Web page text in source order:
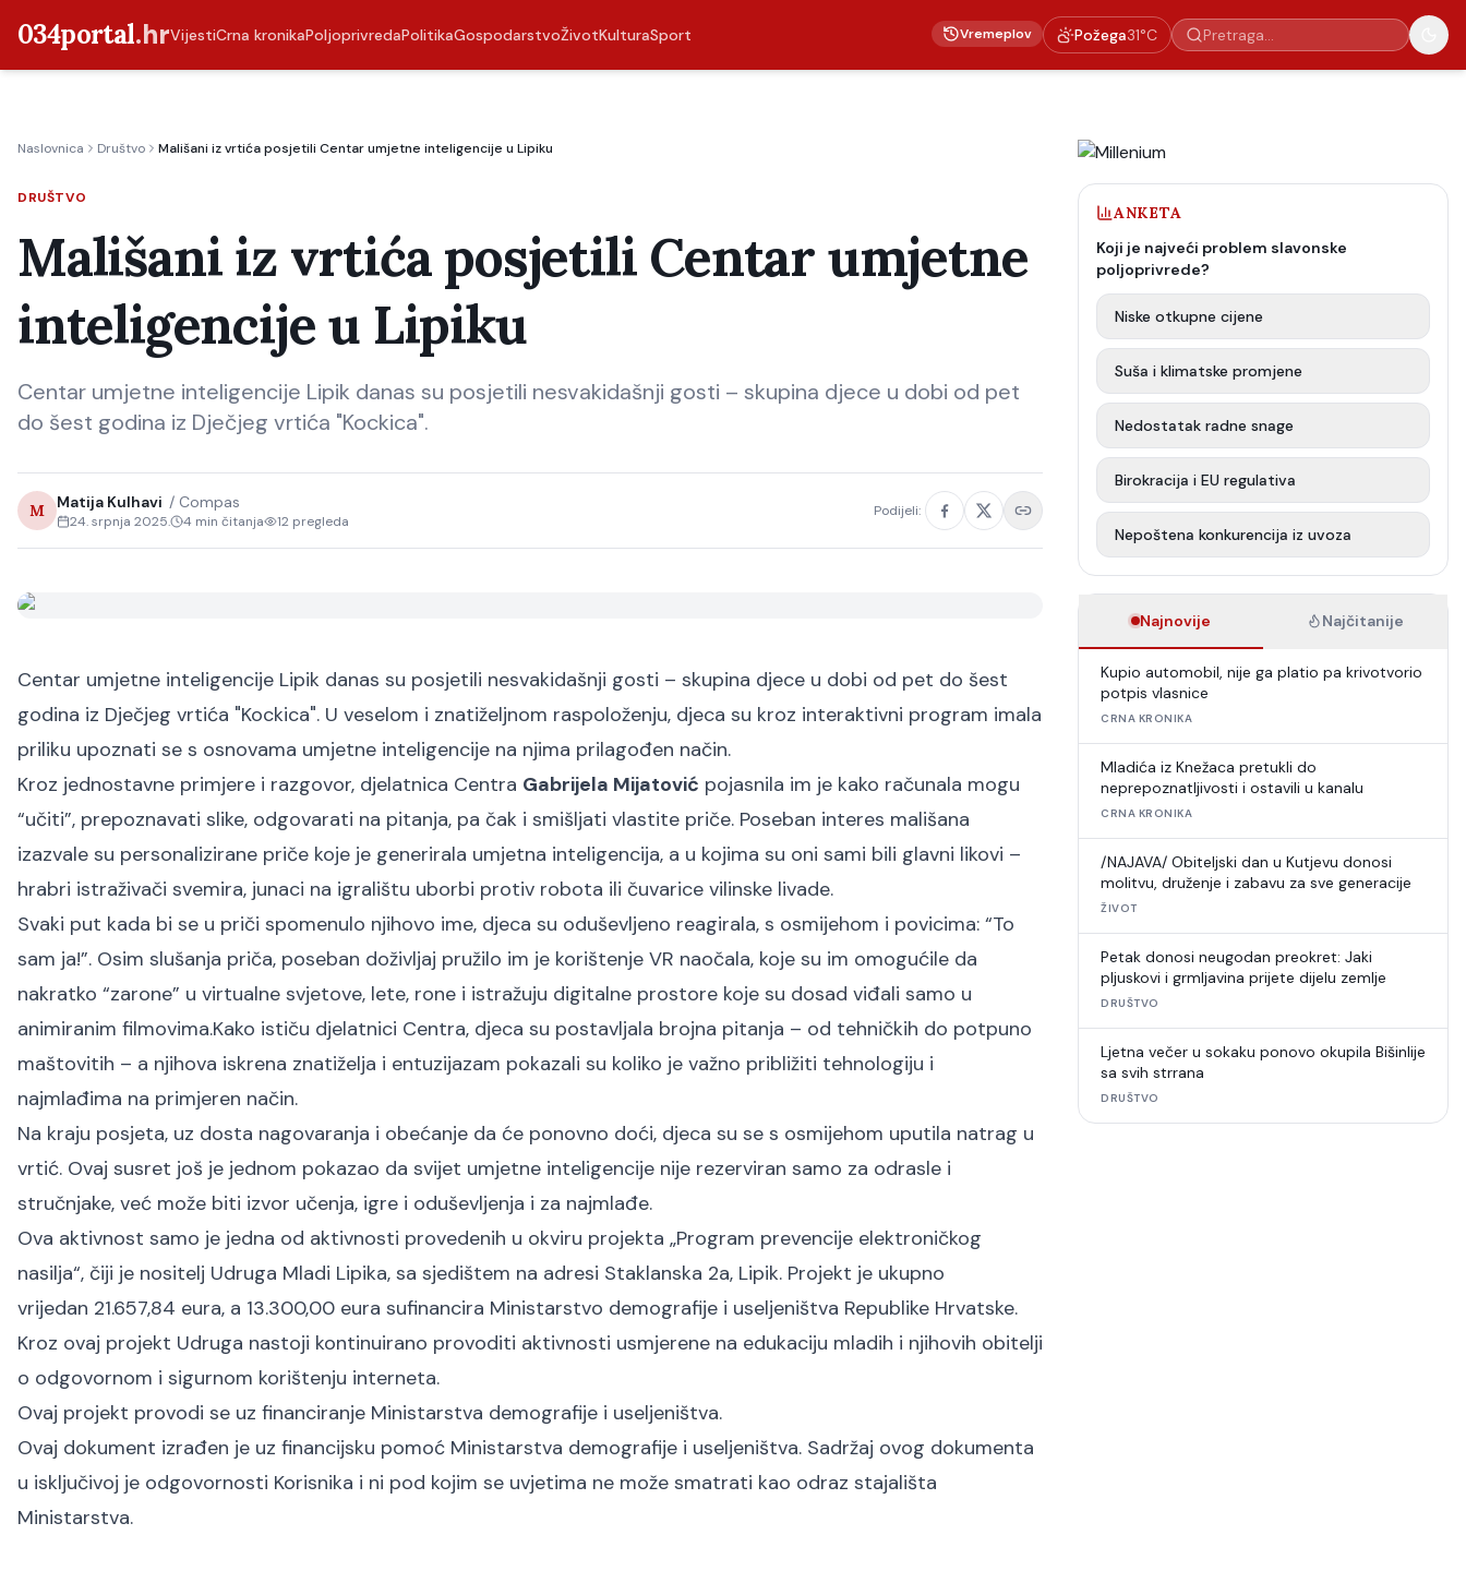
034portal.hrVijestiCrna kronikaPoljoprivredaPolitikaGospodarstvoŽivotKulturaSport Vremeplov Požega31°C
Naslovnica Društvo Mališani iz vrtića posjetili Centar umjetne inteligencije u Lipiku
DRUŠTVO
Mališani iz vrtića posjetili Centar umjetne
inteligencije u Lipiku
Centar umjetne inteligencije Lipik danas su posjetili nesvakidašnji gosti – skupina djece u dobi od pet
do šest godina iz Dječjeg vrtića "Kockica".
M Matija Kulhavi / Compas
24. srpnja 2025. 4 min čitanja 12 pregleda
Podijeli:
Centar umjetne inteligencije Lipik danas su posjetili nesvakidašnji gosti – skupina djece u dobi od pet do šest
godina iz Dječjeg vrtića "Kockica". U veselom i znatiželjnom raspoloženju, djeca su kroz interaktivni program imala
priliku upoznati se s osnovama umjetne inteligencije na njima prilagođen način.
Kroz jednostavne primjere i razgovor, djelatnica Centra Gabrijela Mijatović pojasnila im je kako računala mogu
“učiti”, prepoznavati slike, odgovarati na pitanja, pa čak i smišljati vlastite priče. Poseban interes mališana
izazvale su personalizirane priče koje je generirala umjetna inteligencija, a u kojima su oni sami bili glavni likovi –
hrabri istraživači svemira, junaci na igralištu uborbi protiv robota ili čuvarice vilinske livade.
Svaki put kada bi se u priči spomenulo njihovo ime, djeca su oduševljeno reagirala, s osmijehom i povicima: “To
sam ja!”. Osim slušanja priča, poseban doživljaj pružilo im je korištenje VR naočala, koje su im omogućile da
nakratko “zarone” u virtualne svjetove, lete, rone i istražuju digitalne prostore koje su dosad viđali samo u
animiranim filmovima.Kako ističu djelatnici Centra, djeca su postavljala brojna pitanja – od tehničkih do potpuno
maštovitih – a njihova iskrena znatiželja i entuzijazam pokazali su koliko je važno približiti tehnologiju i
najmlađima na primjeren način.
Na kraju posjeta, uz dosta nagovaranja i obećanje da će ponovno doći, djeca su se s osmijehom uputila natrag u
vrtić. Ovaj susret još je jednom pokazao da svijet umjetne inteligencije nije rezerviran samo za odrasle i
stručnjake, već može biti izvor učenja, igre i oduševljenja i za najmlađe.
Ova aktivnost samo je jedna od aktivnosti provedenih u okviru projekta „Program prevencije elektroničkog
nasilja“, čiji je nositelj Udruga Mladi Lipika, sa sjedištem na adresi Staklanska 2a, Lipik. Projekt je ukupno
vrijedan 21.657,84 eura, a 13.300,00 eura sufinancira Ministarstvo demografije i useljeništva Republike Hrvatske.
Kroz ovaj projekt Udruga nastoji kontinuirano provoditi aktivnosti usmjerene na edukaciju mladih i njihovih obitelji
o odgovornom i sigurnom korištenju interneta.
Ovaj projekt provodi se uz financiranje Ministarstva demografije i useljeništva.
Ovaj dokument izrađen je uz financijsku pomoć Ministarstva demografije i useljeništva. Sadržaj ovog dokumenta
u isključivoj je odgovornosti Korisnika i ni pod kojim se uvjetima ne može smatrati kao odraz stajališta
Ministarstva.
ANKETA
Koji je najveći problem slavonske
poljoprivrede?
Niske otkupne cijene
Suša i klimatske promjene
Nedostatak radne snage
Birokracija i EU regulativa
Nepoštena konkurencija iz uvoza
Najnovije Najčitanije
Kupio automobil, nije ga platio pa krivotvorio
potpis vlasnice
CRNA KRONIKA
Mladića iz Knežaca pretukli do
neprepoznatljivosti i ostavili u kanalu
CRNA KRONIKA
/NAJAVA/ Obiteljski dan u Kutjevu donosi
molitvu, druženje i zabavu za sve generacije
ŽIVOT
Petak donosi neugodan preokret: Jaki
pljuskovi i grmljavina prijete dijelu zemlje
DRUŠTVO
Ljetna večer u sokaku ponovo okupila Bišinlije
sa svih strrana
DRUŠTVO